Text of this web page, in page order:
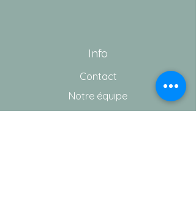
Info
Contact
Notre équipe
Aide